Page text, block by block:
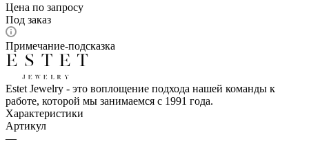
Цена по запросу
Под заказ
Примечание-подсказка
Estet Jewelry - это воплощение подхода нашей команды к
работе, которой мы занимаемся с 1991 года.
Характеристики
Артикул
—